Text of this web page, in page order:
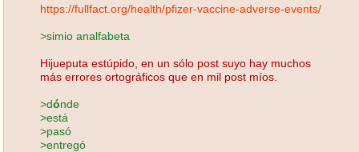
https://fullfact.org/health/pfizer-vaccine-adverse-events/
>simio analfabeta
Hijueputa estúpido, en un sólo post suyo hay muchos
más errores ortográficos que en mil post míos.
>dónde
>está
>pasó
>entregó